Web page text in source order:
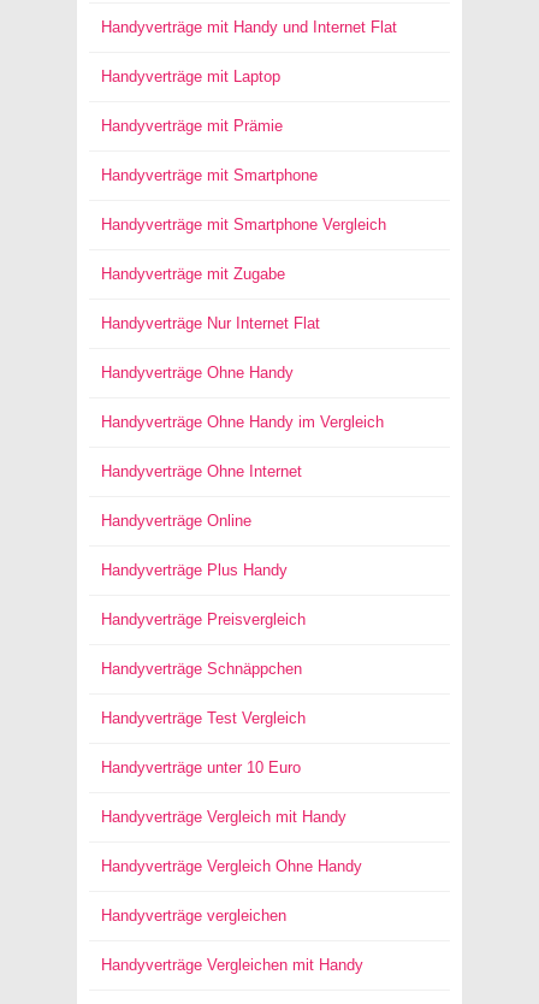
Handyverträge mit Handy und Internet Flat
Handyverträge mit Laptop
Handyverträge mit Prämie
Handyverträge mit Smartphone
Handyverträge mit Smartphone Vergleich
Handyverträge mit Zugabe
Handyverträge Nur Internet Flat
Handyverträge Ohne Handy
Handyverträge Ohne Handy im Vergleich
Handyverträge Ohne Internet
Handyverträge Online
Handyverträge Plus Handy
Handyverträge Preisvergleich
Handyverträge Schnäppchen
Handyverträge Test Vergleich
Handyverträge unter 10 Euro
Handyverträge Vergleich mit Handy
Handyverträge Vergleich Ohne Handy
Handyverträge vergleichen
Handyverträge Vergleichen mit Handy